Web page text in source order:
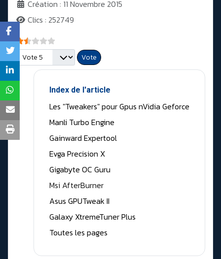
Création : 11 Novembre 2015
Clics : 252749
Vote utilisateur:
Veuillez voter
Index de l'article
Les "Tweakers" pour Gpus nVidia Geforce
Manli Turbo Engine
Gainward Expertool
Evga Precision X
Gigabyte OC Guru
Msi AfterBurner
Asus GPUTweak II
Galaxy XtremeTuner Plus
Toutes les pages